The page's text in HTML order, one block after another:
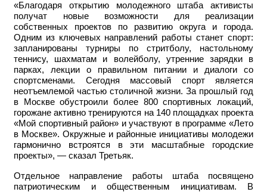
«Благодаря открытию молодежного штаба активисты
получат новые возможности для реализации
собственных проектов по развитию округа и города.
Одним из ключевых направлений работы станет спорт:
запланированы турниры по стритболу, настольному
теннису, шахматам и волейболу, утренние зарядки в
парках, лекции о правильном питании и диалоги со
спортсменами. Сегодня массовый спорт является
неотъемлемой частью столичной жизни. За прошлый год
в Москве обустроили более 800 спортивных локаций,
горожане активно тренируются на 140 площадках проекта
«Мой спортивный район» и участвуют в программе «Лето
в Москве». Окружные и районные инициативы молодежи
гармонично встроятся в эти масштабные городские
проекты», — сказал Третьяк.
Отдельное направление работы штаба посвящено
патриотическим и общественным инициативам. В